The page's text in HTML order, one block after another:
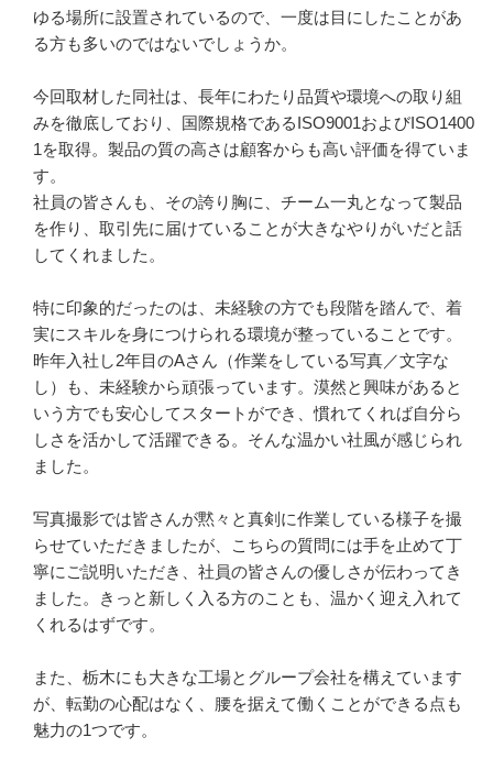
ゆる場所に設置されているので、一度は目にしたことがあ
る方も多いのではないでしょうか。
今回取材した同社は、長年にわたり品質や環境への取り組
みを徹底しており、国際規格であるISO9001およびISO1400
1を取得。製品の質の高さは顧客からも高い評価を得ていま
す。
社員の皆さんも、その誇り胸に、チーム一丸となって製品
を作り、取引先に届けていることが大きなやりがいだと話
してくれました。
特に印象的だったのは、未経験の方でも段階を踏んで、着
実にスキルを身につけられる環境が整っていることです。
昨年入社し2年目のAさん（作業をしている写真／文字な
し）も、未経験から頑張っています。漠然と興味があると
いう方でも安心してスタートができ、慣れてくれば自分ら
しさを活かして活躍できる。そんな温かい社風が感じられ
ました。
写真撮影では皆さんが黙々と真剣に作業している様子を撮
らせていただきましたが、こちらの質問には手を止めて丁
寧にご説明いただき、社員の皆さんの優しさが伝わってき
ました。きっと新しく入る方のことも、温かく迎え入れて
くれるはずです。
また、栃木にも大きな工場とグループ会社を構えています
が、転勤の心配はなく、腰を据えて働くことができる点も
魅力の1つです。